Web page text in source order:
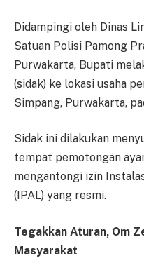
Didampingi oleh Dinas
Satuan Polisi Pamong
Purwakarta, Bupati
(sidak) ke lokasi usaha
Simpang, Purwakarta,
Sidak ini dilakukan
tempat pemotongan
mengantongi izin
(IPAL) yang resmi.
Tegakkan Aturan, Om
Masyarakat